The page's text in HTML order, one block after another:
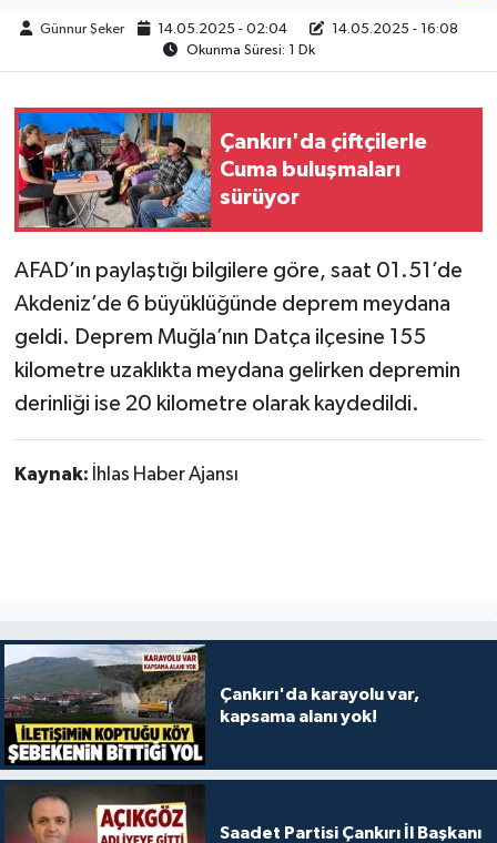
Günnur Şeker 14.05.2025 - 02:04
14.05.2025 - 16:08
Okunma Süresi: 1 Dk
Çankırı'da çiftçilerle
Cuma buluşmaları
sürüyor
AFAD’ın paylaştığı bilgilere göre, saat 01.51’de
Akdeniz’de 6 büyüklüğünde deprem meydana
geldi. Deprem Muğla’nın Datça ilçesine 155
kilometre uzaklıkta meydana gelirken depremin
derinliği ise 20 kilometre olarak kaydedildi.
Kaynak: İhlas Haber Ajansı
Çankırı'da karayolu var,
kapsama alanı yok!
Saadet Partisi Çankırı İl Başkanı
VEFAT
BİLİM&TEKNOLOJİ
BÖLGE
TÜRKİYE
DÜNYA